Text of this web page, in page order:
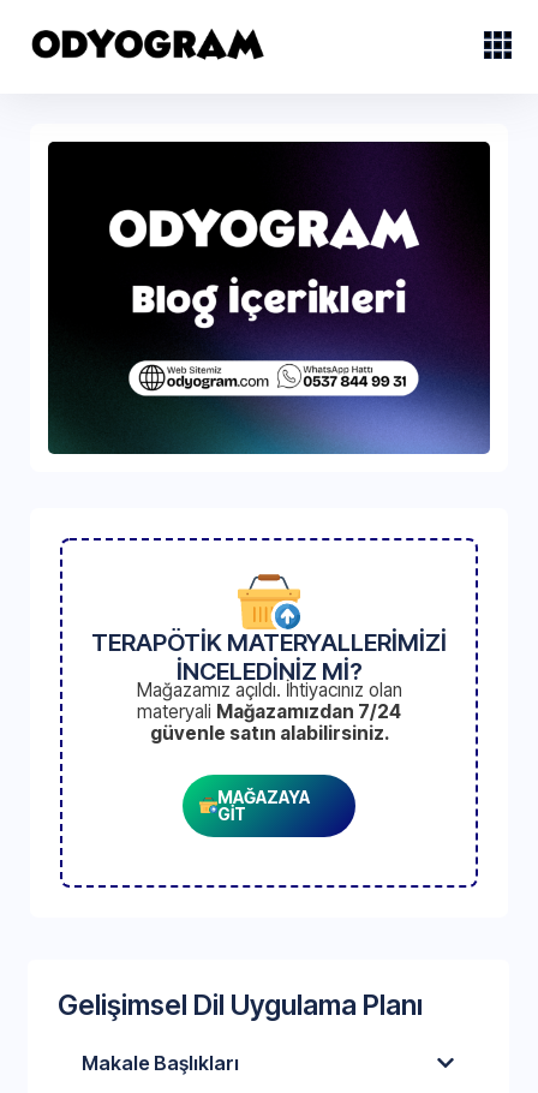
TERAPÖTİK MATERYALLERİMİZİ
İNCELEDİNİZ Mİ?
Mağazamız açıldı. İhtiyacınız olan
materyali Mağazamızdan 7/24
güvenle satın alabilirsiniz.
MAĞAZAYA
GİT
Gelişimsel Dil Uygulama Planı
Makale Başlıkları